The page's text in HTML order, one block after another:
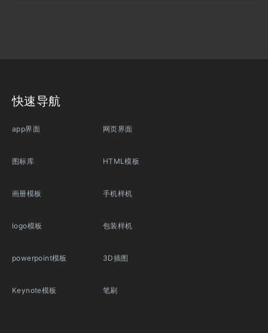
快速导航
app界面
图标库
画册模板
logo模板
powerpoint模板
Keynote模板
网页界面
HTML模板
手机样机
包装样机
3D插图
笔刷